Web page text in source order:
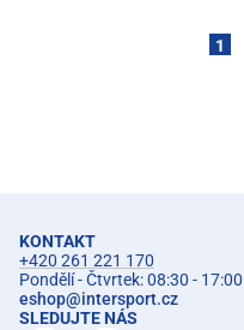
1
KONTAKT
+420 261 221 170
Pondělí - Čtvrtek: 08:30 -
eshop@intersport.cz
SLEDUJTE NÁS